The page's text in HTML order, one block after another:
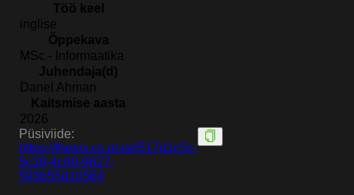
Töö keel
inglise
Õppekava
MSc - Informaatika
Juhendaja(d)
Danel Ahman
Kaitsmise aasta
2026
Püsiviide:
https://thesis.cs.ut.ee/517d1c5c-
5c39-4c69-9627-
593b55d10564